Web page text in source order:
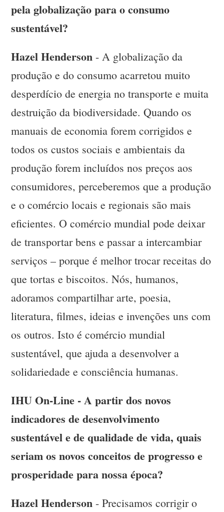
pela globalização para o consumo
sustentável?
Hazel Henderson - A globalização da
produção e do consumo acarretou muito
desperdício de energia no transporte e muita
destruição da biodiversidade. Quando os
manuais de economia forem corrigidos e
todos os custos sociais e ambientais da
produção forem incluídos nos preços aos
consumidores, perceberemos que a produção
e o comércio locais e regionais são mais
eficientes. O comércio mundial pode deixar
de transportar bens e passar a intercambiar
serviços – porque é melhor trocar receitas do
que tortas e biscoitos. Nós, humanos,
adoramos compartilhar arte, poesia,
literatura, filmes, ideias e invenções uns com
os outros. Isto é comércio mundial
sustentável, que ajuda a desenvolver a
solidariedade e consciência humanas.
IHU On-Line - A partir dos novos
indicadores de desenvolvimento
sustentável e de qualidade de vida, quais
seriam os novos conceitos de progresso e
prosperidade para nossa época?
Hazel Henderson - Precisamos corrigir o